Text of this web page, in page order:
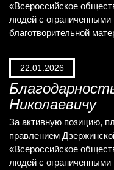
«Всероссийское
людей с ограниченными
благотворительной
22.01.2026
Николаевичу
За активную позицию,
правлением
«Всероссийское
людей с ограниченными